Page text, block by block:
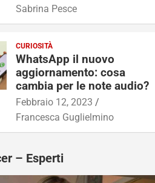
Sabrina Pesce
CURIOSITÀ
WhatsApp il nuovo
aggiornamento: cosa
cambia per le note audio?
Febbraio 12, 2023
Francesca Guglielmino
– Esperti